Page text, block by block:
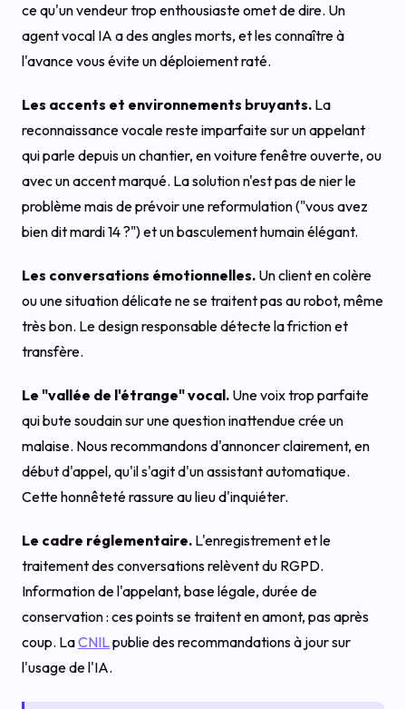
ce qu'un vendeur trop enthousiaste omet de dire. Un
agent vocal IA a des angles morts, et les connaître à
l'avance vous évite un déploiement raté.
Les accents et environnements bruyants. La
reconnaissance vocale reste imparfaite sur un appelant
qui parle depuis un chantier, en voiture fenêtre ouverte, ou
avec un accent marqué. La solution n'est pas de nier le
problème mais de prévoir une reformulation ("vous avez
bien dit mardi 14 ?") et un basculement humain élégant.
Les conversations émotionnelles. Un client en colère
ou une situation délicate ne se traitent pas au robot, même
très bon. Le design responsable détecte la friction et
transfère.
Le "vallée de l'étrange" vocal. Une voix trop parfaite
qui bute soudain sur une question inattendue crée un
malaise. Nous recommandons d'annoncer clairement, en
début d'appel, qu'il s'agit d'un assistant automatique.
Cette honnêteté rassure au lieu d'inquiéter.
Le cadre réglementaire. L'enregistrement et le
traitement des conversations relèvent du RGPD.
Information de l'appelant, base légale, durée de
conservation : ces points se traitent en amont, pas après
coup. LaCNILpublie des recommandations à jour sur
l'usage de l'IA.